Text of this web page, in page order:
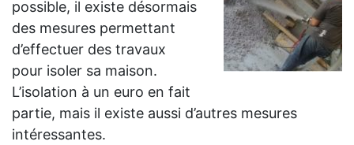
possible, il existe désormais
des mesures permettant
d’effectuer des travaux
pour isoler sa maison.
L’isolation à un euro en fait
partie, mais il existe aussi d’autres mesures
intéressantes.